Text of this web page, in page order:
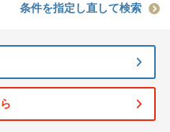
条件を指定し直して検索